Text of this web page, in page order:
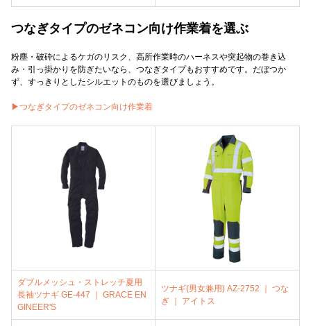
つなぎタイプのゼネコン向け作業着を選ぶ
粉塵・破砕によるケガのリスク、高所作業時のハーネスや突起物の巻き込
み・引っ掛かりを防ぎたいなら、つなぎタイプもおすすめです。だぼつか
ず、すっきりとしたシルエットのものを選びましょう。
▶つなぎタイプのゼネコン向け作業着
ダブルメッシュ・ストレッチ夏用
長袖ツナギ GE-447 ｜ GRACE EN
GINEER'S
ツナギ(男女兼用) AZ-2752 ｜ つな
ぎ ｜ アイトス